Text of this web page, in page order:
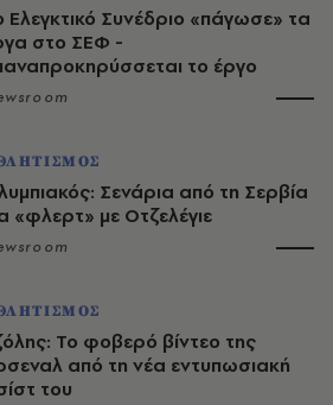
Ελεγκτικό Συνέδριο «πάγωσε» τα
στο ΣΕΦ -
το έργο
Σενάρια από τη Σερβία
«φλερτ» με Οτζελέγιε
Το φοβερό βίντεο της
από τη νέα εντυπωσιακή
του